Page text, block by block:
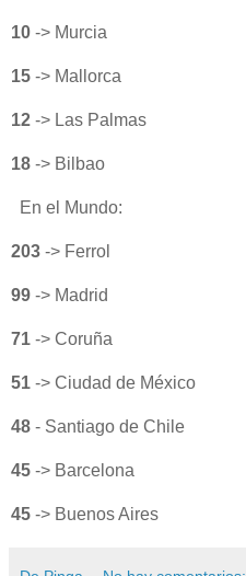
10 -> Murcia
15 -> Mallorca
12 -> Las Palmas
18 -> Bilbao
En el Mundo:
203 -> Ferrol
99 -> Madrid
71 -> Coruña
51 -> Ciudad de México
48 - Santiago de Chile
45 -> Barcelona
45 -> Buenos Aires